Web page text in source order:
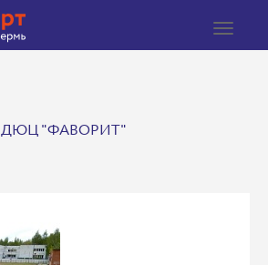
Toggle
ДЮЦ "ФАВОРИТ"